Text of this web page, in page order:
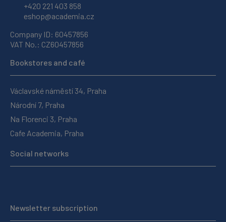
+420 221 403 858
eshop@academia.cz
Company ID: 60457856
VAT No.: CZ60457856
Bookstores and café
Václavské náměstí 34, Praha
Národní 7, Praha
Na Florenci 3, Praha
Cafe Academia, Praha
Social networks
Newsletter subscription